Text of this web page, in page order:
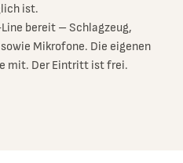
ist.
bereit – Schlagzeug,
Mikrofone. Die eigenen
mit. Der Eintritt ist frei.